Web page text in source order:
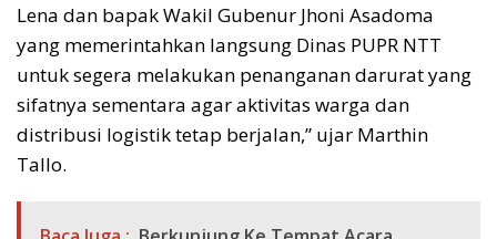
Lena dan bapak Wakil Gubenur Jhoni Asadoma
yang memerintahkan langsung Dinas PUPR NTT
untuk segera melakukan penanganan darurat yang
sifatnya sementara agar aktivitas warga dan
distribusi logistik tetap berjalan,” ujar Marthin
Tallo.